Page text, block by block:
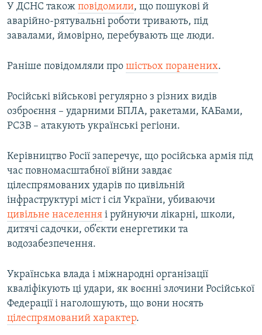
У ДСНС також повідомили, що пошукові й
аварійно-рятувальні роботи тривають, під
завалами, ймовірно, перебувають ще люди.
Раніше повідомляли про шістьох поранених.
Російські військові регулярно з різних видів
озброєння – ударними БПЛА, ракетами, КАБами,
РСЗВ – атакують українські регіони.
Керівництво Росії заперечує, що російська армія під
час повномасштабної війни завдає
цілеспрямованих ударів по цивільній
інфраструктурі міст і сіл України, убиваючи
цивільне населення і руйнуючи лікарні, школи,
дитячі садочки, об’єкти енергетики та
водозабезпечення.
Українська влада і міжнародні організації
кваліфікують ці удари, як воєнні злочини Російської
Федерації і наголошують, що вони носять
цілеспрямований характер.